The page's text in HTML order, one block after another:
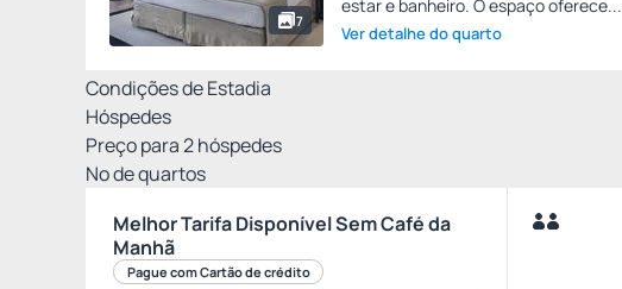
7
estar e banheiro. O espaço oferece...
Ver detalhe do quarto
Condições de Estadia
Hóspedes
Preço para2hóspedes
Nº de quartos
Melhor Tarifa Disponível Sem Café da
Manhã
Pague com Cartão de crédito